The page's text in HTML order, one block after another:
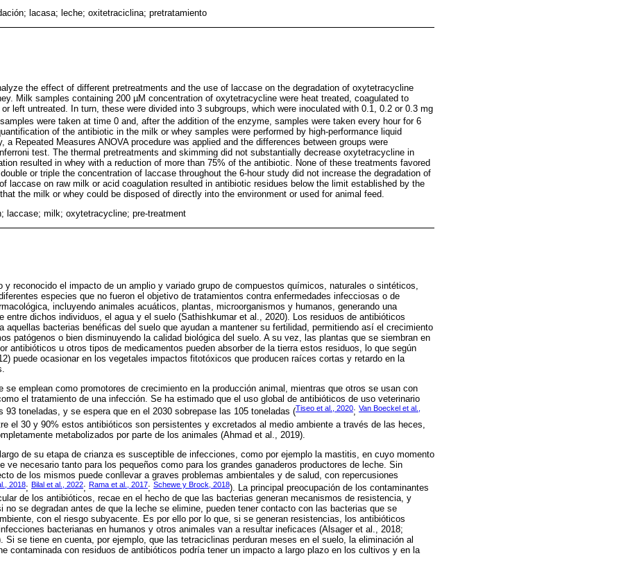
lacasa; leche; oxitetraciclina; pretratamiento
the effect of different pretreatments and the use of laccase on the degradation of oxytetracycline
Milk samples containing 200 µM concentration of oxytetracycline were heat treated, coagulated to
left untreated. In turn, these were divided into 3 subgroups, which were inoculated with 0.1, 0.2 or 0.3 mg
were taken at time 0 and, after the addition of the enzyme, samples were taken every hour for 6
of the antibiotic in the milk or whey samples were performed by high-performance liquid
a Repeated Measures ANOVA procedure was applied and the differences between groups were
test. The thermal pretreatments and skimming did not substantially decrease oxytetracycline in
resulted in whey with a reduction of more than 75% of the antibiotic. None of these treatments favored
or triple the concentration of laccase throughout the 6-hour study did not increase the degradation of
laccase on raw milk or acid coagulation resulted in antibiotic residues below the limit established by the
the milk or whey could be disposed of directly into the environment or used for animal feed.
laccase; milk; oxytetracycline; pre-treatment
y reconocido el impacto de un amplio y variado grupo de compuestos químicos, naturales o sintéticos,
especies que no fueron el objetivo de tratamientos contra enfermedades infecciosas o de
incluyendo animales acuáticos, plantas, microorganismos y humanos, generando una
entre dichos individuos, el agua y el suelo (Sathishkumar et al., 2020). Los residuos de antibióticos
aquellas bacterias benéficas del suelo que ayudan a mantener su fertilidad, permitiendo así el crecimiento
patógenos o bien disminuyendo la calidad biológica del suelo. A su vez, las plantas que se siembran en
antibióticos u otros tipos de medicamentos pueden absorber de la tierra estos residuos, lo que según
puede ocasionar en los vegetales impactos fitotóxicos que producen raíces cortas y retardo en la
se emplean como promotores de crecimiento en la producción animal, mientras que otros se usan con
el tratamiento de una infección. Se ha estimado que el uso global de antibióticos de uso veterinario
93 toneladas, y se espera que en el 2030 sobrepase las 105 toneladas (Tiseo et al., 2020; Van Boeckel et al.,
el 30 y 90% estos antibióticos son persistentes y excretados al medio ambiente a través de las heces,
metabolizados por parte de los animales (Ahmad et al., 2019).
de su etapa de crianza es susceptible de infecciones, como por ejemplo la mastitis, en cuyo momento
ve necesario tanto para los pequeños como para los grandes ganaderos productores de leche. Sin
de los mismos puede conllevar a graves problemas ambientales y de salud, con repercusiones
2018; Bilal et al., 2022; Rama et al., 2017; Schewe y Brock, 2018). La principal preocupación de los contaminantes
de los antibióticos, recae en el hecho de que las bacterias generan mecanismos de resistencia, y
no se degradan antes de que la leche se elimine, pueden tener contacto con las bacterias que se
con el riesgo subyacente. Es por ello por lo que, si se generan resistencias, los antibióticos
bacterianas en humanos y otros animales van a resultar ineficaces (Alsager et al., 2018;
Si se tiene en cuenta, por ejemplo, que las tetraciclinas perduran meses en el suelo, la eliminación al
contaminada con residuos de antibióticos podría tener un impacto a largo plazo en los cultivos y en la